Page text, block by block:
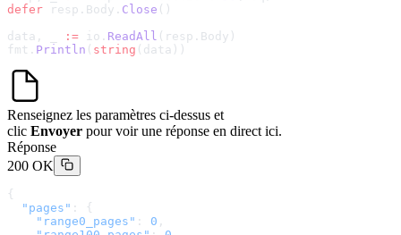
defer resp.Body. Close ()
data, _
:= io. ReadAll (resp.Body)
fmt. Println ( string (data))
Renseignez les paramètres ci-dessus et
clic Envoyer pour voir une réponse en direct ici.
Réponse
200 OK
{
  "pages"
: {
    "range0_pages"
: 0 ,